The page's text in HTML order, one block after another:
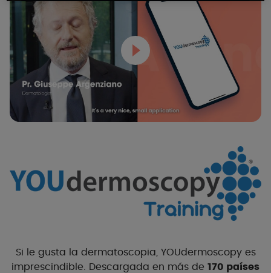
Si le gusta la dermatoscopia, YOUdermoscopy es
imprescindible. Descargada en más de 170 países
Sólo lo esencial